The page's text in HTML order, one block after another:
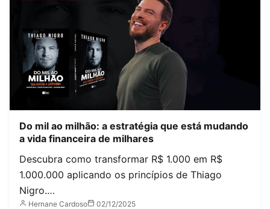
Do mil ao milhão: a estratégia que está mudando
a vida financeira de milhares
Descubra como transformar R$ 1.000 em R$
1.000.000 aplicando os princípios de Thiago
Nigro.…
Hernane Cardoso 02/12/2025